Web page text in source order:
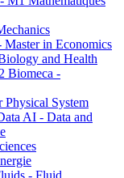
in Economics
and Health
Biomeca -
System
AI - Data and
- Fluid